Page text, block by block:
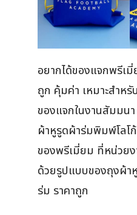
อยากได้ของแจกพรีเ
ถูก คุ้มค่า เหมาะสำหรั
ของแจกในงานสัมมน
ผ้าหูรูดผ้าร่มพิมพ์โลโ
ของพรีเมี่ยม ที่หน่วย
ด้วยรูปแบบของถุงผ้า
ร่ม ราคาถูก